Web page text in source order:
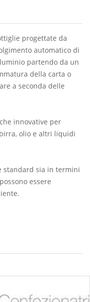
progettate da
automatico di
partendo da un
della carta o
a seconda delle
innovative per
olio e altri liquidi
standard sia in termini
essere